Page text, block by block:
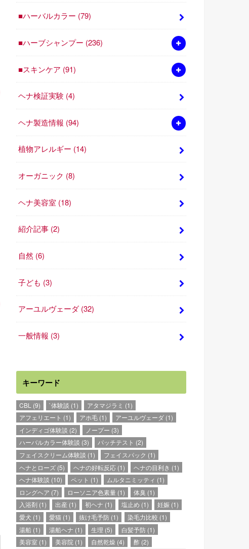
■ハーバルカラー (79)
■ハーブシャンプー (236)
■スキンケア (91)
ヘナ検証実験 (4)
ヘナ製造情報 (94)
植物アレルギー (14)
オーガニック (8)
ヘナ美容室 (18)
紹介記事 (2)
自然 (6)
子ども (3)
アーユルヴェーダ(32)
一般情報 (3)
キーワード
CBL (9) `体験談 (1) アタマジラミ (1)
アフェリエート (1) アホ毛 (1) アーユルヴェーダ (1)
インディゴ体験談 (2) ノープー (3)
ハーバルカラー体験談 (3) パッチテスト (2)
フェイスクリーム体験談 (1) フェイスパック (1)
ヘナとローズ (5) ヘナの好転反応 (1) ヘナの目利き (1)
ヘナ体験談 (10) ペット (1) ムルタニミッティ (1)
ロングヘア (7) ローソニア色素量 (1) 体臭 (1)
入浴剤 (1) 出産 (1) 初ヘナ (1) 塩止め (1) 妊娠(1)
愛犬 (1) 愛猫 (1) 抜け毛予防 (1) 染毛力比較 (1)
湯船 (1) 湯船ヘナ (1) 生理 (5) 白髪予防(1)
美容室 (1) 美容院 (1) 自然乾燥 (4) 酢(2)